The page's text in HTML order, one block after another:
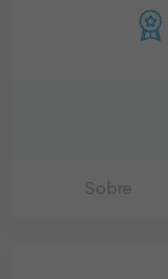
Sobre